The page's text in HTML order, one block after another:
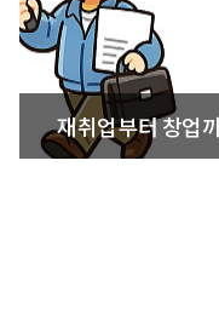
재취업부터 창업